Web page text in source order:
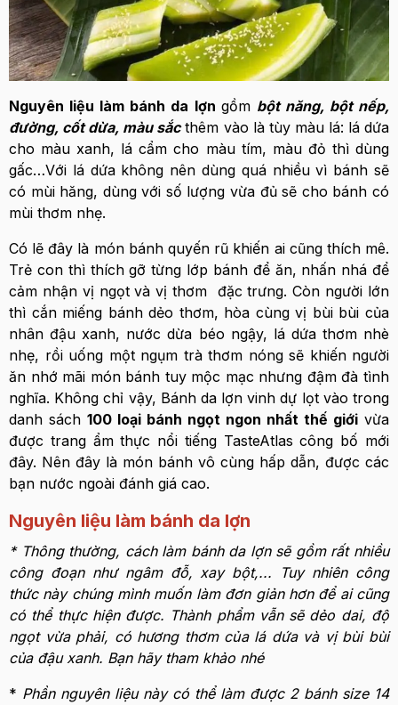
Nguyên liệu làm bánh da lợn gồm bột năng, bột nếp,
đường, cốt dừa, màu sắcthêm vào là tùy màu lá: lá dứa
cho màu xanh, lá cẩm cho màu tím, màu đỏ thì dùng
gấc…Với lá dứa không nên dùng quá nhiều vì bánh sẽ
có mùi hăng, dùng với số lượng vừa đủ sẽ cho bánh có
mùi thơm nhẹ.
Có lẽ đây là món bánh quyến rũ khiến ai cũng thích mê.
Trẻ con thì thích gỡ từng lớp bánh để ăn, nhấn nhá để
cảm nhận vị ngọt và vị thơm đặc trưng. Còn người lớn
thì cắn miếng bánh dẻo thơm, hòa cùng vị bùi bùi của
nhân đậu xanh, nước dừa béo ngậy, lá dứa thơm nhè
nhẹ, rồi uống một ngụm trà thơm nóng sẽ khiến người
ăn nhớ mãi món bánh tuy mộc mạc nhưng đậm đà tình
nghĩa. Không chỉ vậy, Bánh da lợn vinh dự lọt vào trong
danh sách 100 loại bánh ngọt ngon nhất thế giới vừa
được trang ẩm thực nổi tiếng TasteAtlas công bố mới
đây. Nên đây là món bánh vô cùng hấp dẫn, được các
bạn nước ngoài đánh giá cao.
Nguyên liệu làm bánh da lợn
* Thông thường, cách làm bánh da lợn sẽ gồm rất nhiều
công đoạn như ngâm đỗ, xay bột,... Tuy nhiên công
thức này chúng mình muốn làm đơn giản hơn để ai cũng
có thể thực hiện được. Thành phẩm vẫn sẽ dẻo dai, độ
ngọt vừa phải, có hương thơm của lá dứa và vị bùi bùi
của đậu xanh. Bạn hãy tham khảo nhé
* Phần nguyên liệu này có thể làm được 2 bánh size 14